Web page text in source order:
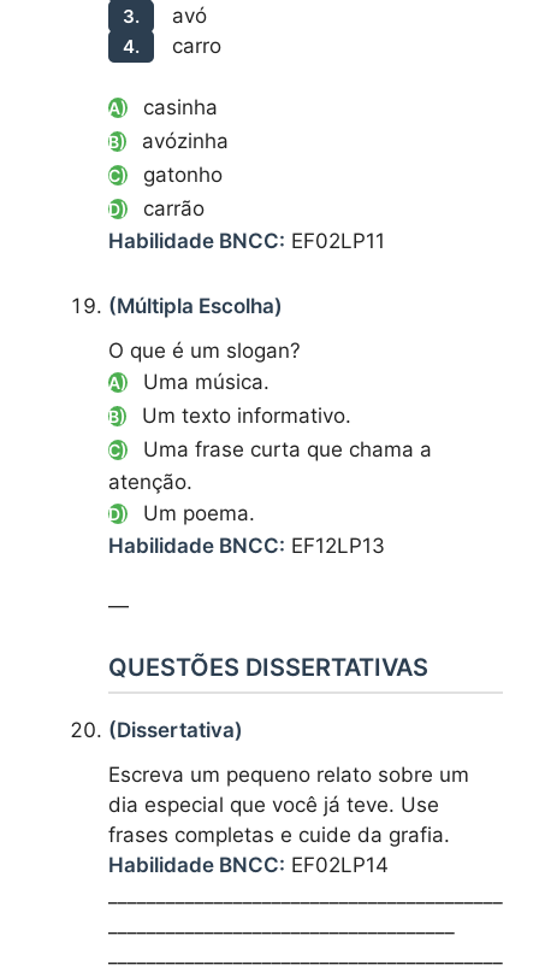
3. avó
4. carro
A) casinha
B) avózinha
C) gatonho
D)
carrão
Habilidade BNCC: EF02LP11
(Múltipla Escolha)
O que é um slogan?
A) Uma música.
B) Um texto informativo.
C)
Uma frase curta que chama a
atenção.
D)
Um poema.
Habilidade BNCC: EF12LP13
—
QUESTÕES DISSERTATIVAS
(Dissertativa)
Escreva um pequeno relato sobre um
dia especial que você já teve. Use
frases completas e cuide da grafia.
Habilidade BNCC: EF02LP14